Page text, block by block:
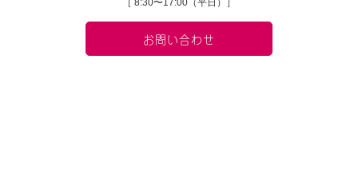
お問い合わせ